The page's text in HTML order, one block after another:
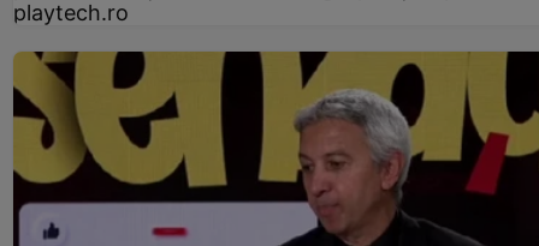
playtech.ro